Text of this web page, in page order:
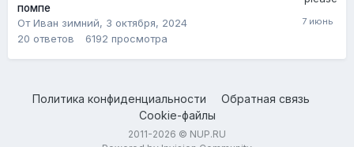
помпе
От Иван зимний, 3 октября, 2024
20 ответов 6192 просмотра
Политика конфиденциальности
Обратная связь
Cookie-файлы
2011-2026 © NUP.RU